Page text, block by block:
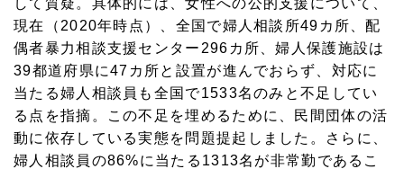
して質疑。具体的には、女性への公的支援について、
現在（2020年時点）、全国で婦人相談所49カ所、配
偶者暴力相談支援センター296カ所、婦人保護施設は
39都道府県に47カ所と設置が進んでおらず、対応に
当たる婦人相談員も全国で1533名のみと不足してい
る点を指摘。この不足を埋めるために、民間団体の活
動に依存している実態を問題提起しました。さらに、
婦人相談員の86%に当たる1313名が非常勤であるこ